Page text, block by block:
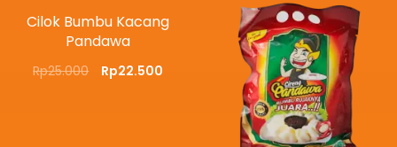
Cilok Bumbu Kacang
Pandawa
Rp25.000 Rp22.500